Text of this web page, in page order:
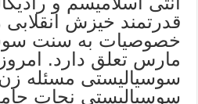
قدرتمند خیزش
مارس تعلق دارد.
سوسیالیستی مسئله
سوسیالیستی نجات